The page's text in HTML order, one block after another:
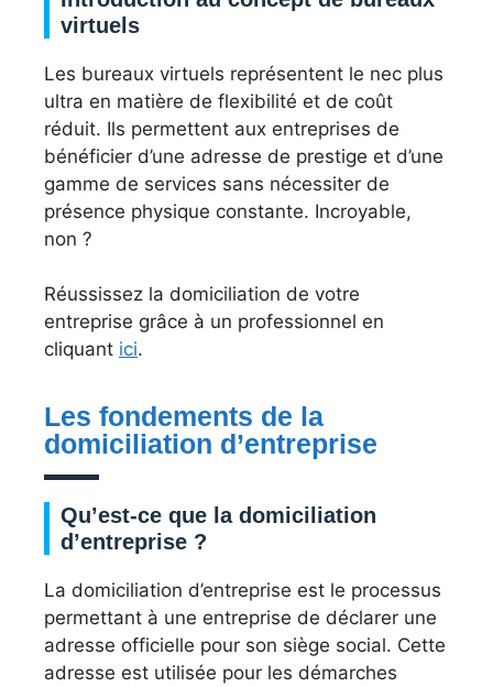
virtuels
Les bureaux virtuels représentent le nec plus
ultra en matière de flexibilité et de coût
réduit. Ils permettent aux entreprises de
bénéficier d’une adresse de prestige et d’une
gamme de services sans nécessiter de
présence physique constante. Incroyable,
non ?
Réussissez la domiciliation de votre
entreprise grâce à un professionnel en
cliquant ici.
Les fondements de la
domiciliation d’entreprise
Qu’est-ce que la domiciliation
d’entreprise ?
La domiciliation d’entreprise est le processus
permettant à une entreprise de déclarer une
adresse officielle pour son siège social. Cette
adresse est utilisée pour les démarches